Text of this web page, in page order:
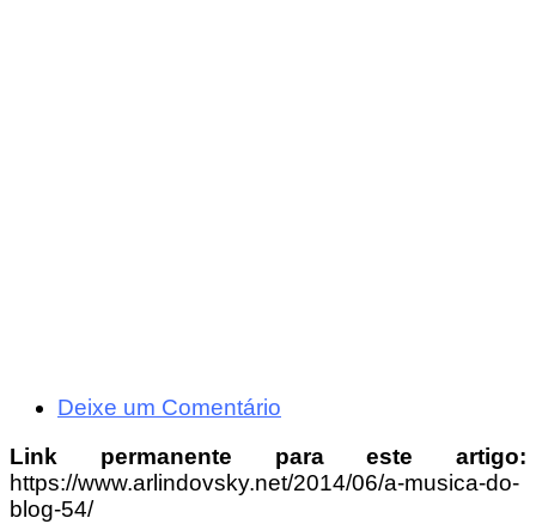
Deixe um Comentário
Link permanente para este artigo:
https://www.arlindovsky.net/2014/06/a-musica-do-
blog-54/